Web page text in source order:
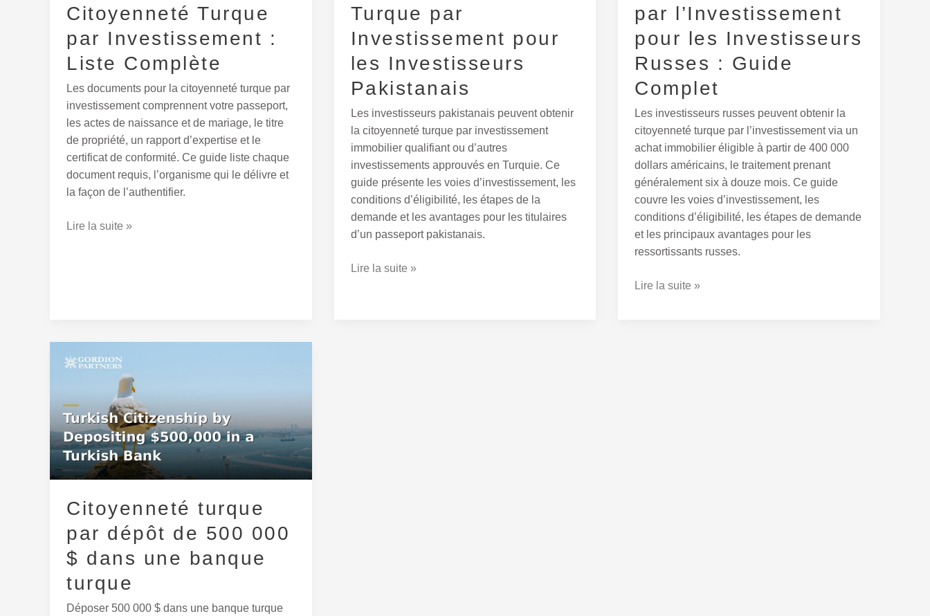
Citoyenneté Turque
par Investissement :
Liste Complète
Les documents pour la citoyenneté turque par
investissement comprennent votre passeport,
les actes de naissance et de mariage, le titre
de propriété, un rapport d’expertise et le
certificat de conformité. Ce guide liste chaque
document requis, l’organisme qui le délivre et
la façon de l’authentifier.
Lire la suite »
Turque par
Investissement pour
les Investisseurs
Pakistanais
Les investisseurs pakistanais peuvent obtenir
la citoyenneté turque par investissement
immobilier qualifiant ou d’autres
investissements approuvés en Turquie. Ce
guide présente les voies d’investissement, les
conditions d’éligibilité, les étapes de la
demande et les avantages pour les titulaires
d’un passeport pakistanais.
Lire la suite »
par l’Investissement
pour les Investisseurs
Russes : Guide
Complet
Les investisseurs russes peuvent obtenir la
citoyenneté turque par l’investissement via un
achat immobilier éligible à partir de 400 000
dollars américains, le traitement prenant
généralement six à douze mois. Ce guide
couvre les voies d’investissement, les
conditions d’éligibilité, les étapes de demande
et les principaux avantages pour les
ressortissants russes.
Complet
Lire la suite »
Citoyenneté turque
par dépôt de 500 000
$ dans une banque
turque
Déposer 500 000 $ dans une banque turque
Citoyenneté
dépôt
de
500
000
dans
banque
turque